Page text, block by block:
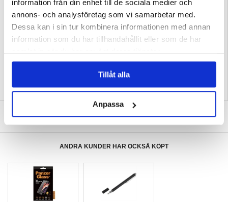
information från din enhet till de sociala medier och
annons- och analysföretag som vi samarbetar med.
Dessa kan i sin tur kombinera informationen med annan
information som du har tillhandahållit eller som de har
Tillåt alla
Anpassa
- Skydd: Mot stötar, nötning, repor och smuts
- Syfte: Modeaccessoar och pålitligt skydd för din telefon
Förpackning:
Euroblister
EAN: 3666339620929
ANDRA KUNDER HAR OCKSÅ KÖPT